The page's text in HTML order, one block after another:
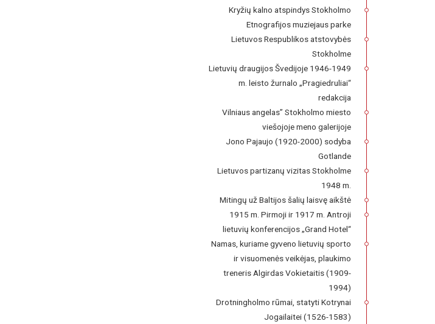
Kryžių kalno atspindys Stokholmo
Etnografijos muziejaus parke
Lietuvos Respublikos atstovybės
Stokholme
Lietuvių draugijos Švedijoje 1946-1949
m. leisto žurnalo „Pragiedruliai“
redakcija
Vilniaus angelas” Stokholmo miesto
viešojoje meno galerijoje
Jono Pajaujo (1920-2000) sodyba
Gotlande
Lietuvos partizanų vizitas Stokholme
1948 m.
Mitingų už Baltijos šalių laisvę aikštė
1915 m. Pirmoji ir 1917 m. Antroji
lietuvių konferencijos „Grand Hotel“
Namas, kuriame gyveno lietuvių sporto
ir visuomenės veikėjas, plaukimo
treneris Algirdas Vokietaitis (1909-
1994)
Drotningholmo rūmai, statyti Kotrynai
Jogailaitei (1526-1583)